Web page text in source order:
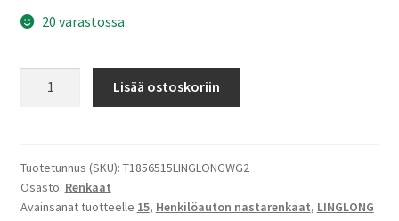
20 varastossa
GreenMax
Winter
Grip
Lisää ostoskoriin
Tuotetunnus (SKU): T1856515LINGLONGWG2
Osasto: Renkaat
Avainsanat tuotteelle 15, Henkilöauton nastarenkaat, LINGLONG